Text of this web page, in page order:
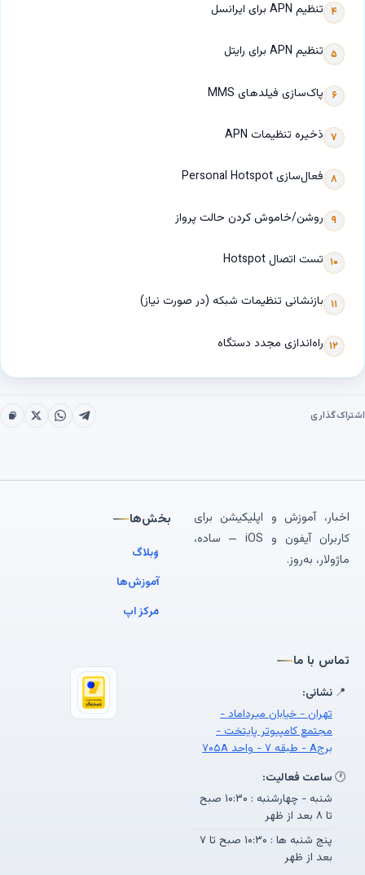
۴ تنظیم APN برای ایرانسل
۵ تنظیم APN برای رایتل
۶ پاک‌سازی فیلدهای MMS
۷ ذخیره تنظیمات APN
۸ فعال‌سازی Personal Hotspot
۹ روشن/خاموش کردن حالت پرواز
۱۰ تست اتصال Hotspot
۱۱ بازنشانی تنظیمات شبکه (در صورت نیاز)
۱۲ راه‌اندازی مجدد دستگاه
اشتراک‌گذاری
اخبار، آموزش و اپلیکیشن برای
کاربران آیفون و iOS — ساده،
ماژولار، به‌روز.
بخش‌ها
وبلاگ
آموزش‌ها
مرکز اپ
تماس با ما
📍 نشانی:
تهران - خیابان میرداماد -
مجتمع کامپیوتر پایتخت -
برجA - طبقه ۷ - واحد ۷۰۵A
🕐 ساعت فعالیت:
شنبه - چهارشنبه : ۱۰:۳۰ صبح
تا ۸ بعد از ظهر
پنج شنبه ها : ۱۰:۳۰ صبح تا ۷
بعد از ظهر